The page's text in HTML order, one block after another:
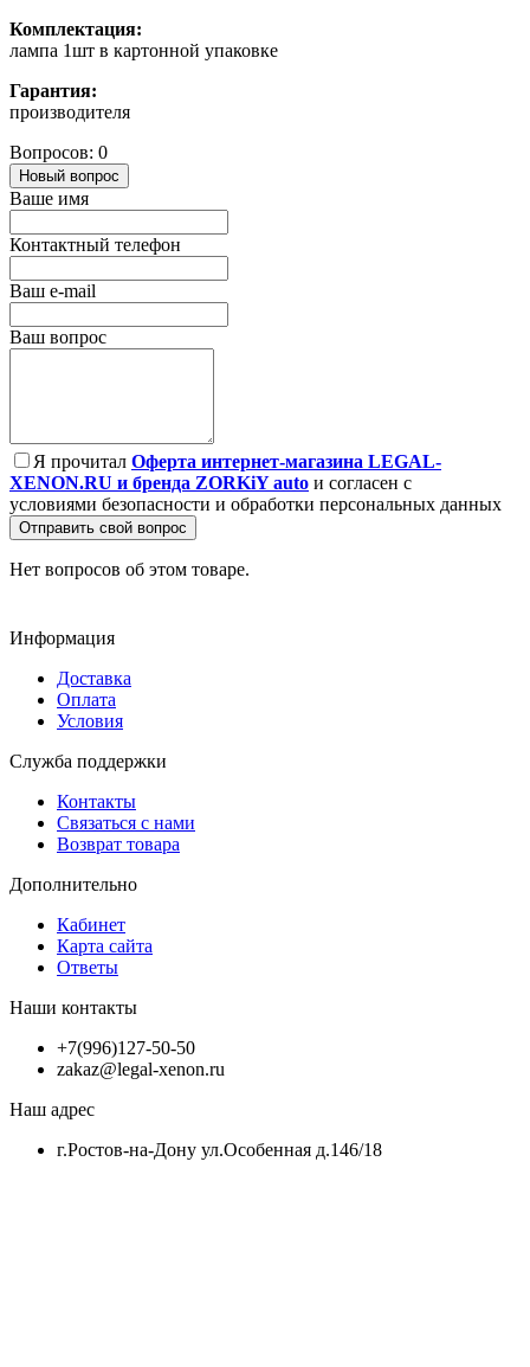
Комплектация:
лампа 1шт в картонной упаковке
Гарантия:
производителя
Вопросов: 0
Новый вопрос
Ваше имя
Контактный телефон
Ваш e-mail
Ваш вопрос
Я прочитал Оферта интернет-магазина LEGAL-
XENON.RU и бренда ZORKiY auto и согласен с
условиями безопасности и обработки персональных данных
Отправить свой вопрос
Нет вопросов об этом товаре.
Информация
Доставка
Оплата
Условия
Служба поддержки
Контакты
Связаться с нами
Возврат товара
Дополнительно
Кабинет
Карта сайта
Ответы
Наши контакты
+7(996)127-50-50
zakaz@legal-xenon.ru
Наш адрес
г.Ростов-на-Дону ул.Особенная д.146/18